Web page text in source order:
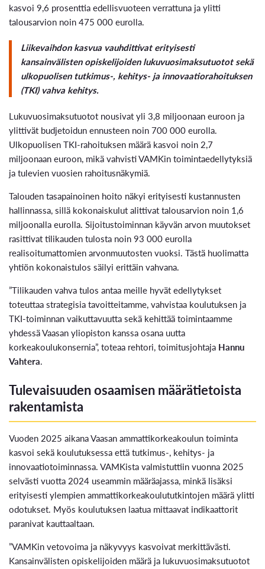
kasvoi 9,6 prosenttia edellisvuoteen verrattuna ja ylitti
talousarvion noin 475 000 eurolla.
Liikevaihdon kasvua vauhdittivat erityisesti
kansainvälisten opiskelijoiden lukuvuosimaksutuotot sekä
ulkopuolisen tutkimus-, kehitys- ja innovaatiorahoituksen
(TKI) vahva kehitys.
Lukuvuosimaksutuotot nousivat yli 3,8 miljoonaan euroon ja
ylittivät budjetoidun ennusteen noin 700 000 eurolla.
Ulkopuolisen TKI-rahoituksen määrä kasvoi noin 2,7
miljoonaan euroon, mikä vahvisti VAMKin toimintaedellytyksiä
ja tulevien vuosien rahoitusnäkymiä.
Talouden tasapainoinen hoito näkyi erityisesti kustannusten
hallinnassa, sillä kokonaiskulut alittivat talousarvion noin 1,6
miljoonalla eurolla. Sijoitustoiminnan käyvän arvon muutokset
rasittivat tilikauden tulosta noin 93 000 eurolla
realisoitumattomien arvonmuutosten vuoksi. Tästä huolimatta
yhtiön kokonaistulos säilyi erittäin vahvana.
”Tilikauden vahva tulos antaa meille hyvät edellytykset
toteuttaa strategisia tavoitteitamme, vahvistaa koulutuksen ja
TKI-toiminnan vaikuttavuutta sekä kehittää toimintaamme
yhdessä Vaasan yliopiston kanssa osana uutta
korkeakoulukonsernia”, toteaa rehtori, toimitusjohtaja Hannu
Vahtera.
Tulevaisuuden osaamisen määrätietoista
rakentamista
Vuoden 2025 aikana Vaasan ammattikorkeakoulun toiminta
kasvoi sekä koulutuksessa että tutkimus-, kehitys- ja
innovaatiotoiminnassa. VAMKista valmistuttiin vuonna 2025
selvästi vuotta 2024 useammin määräajassa, minkä lisäksi
erityisesti ylempien ammattikorkeakoulututkintojen määrä ylitti
odotukset. Myös koulutuksen laatua mittaavat indikaattorit
paranivat kauttaaltaan.
”VAMKin vetovoima ja näkyvyys kasvoivat merkittävästi.
Kansainvälisten opiskelijoiden määrä ja lukuvuosimaksutuotot